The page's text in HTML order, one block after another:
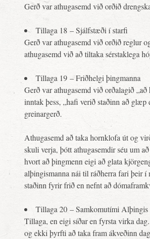
Gerð var athugasemd við orðið
Tillaga 18 – Sjálfstæði í starfi
Gerð var athugasemd við orðið reglur
athugasemd við að tiltaka sérstaklega
Tillaga 19 – Friðhelgi þingmanna
Gerð var athugasemd við orðalagið
inntak þess, „hafi verið staðinn að
greinargerð.
Athugasemd að taka hornklofa út og
skuli verja, þótt athugasemdir séu um
hvort að þingmenn eigi að glata
alþingismanna nái til ráðherra fari þeir
staðinn fyrir frið en nefnt að
Tillaga 20 – Samkomutími Alþingis
Tillaga, en eigi síðar en fyrsta virka
og ekki þyrfti að taka fram ákveðinn